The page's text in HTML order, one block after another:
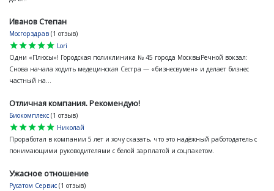
Иванов Степан
Мосгорздрав (1 отзыв)
star
star
star
star
star
Lori
Одни «Плюсы»! Городская поликлиника № 45 города МосквыРечной вокзал:
Снова начала ходить медецинская Сестра — «бизнесвумен» и делает бизнес
частный на...
Отличная компания. Рекомендую!
Биокомплекс (1 отзыв)
star
star
star
star
star
Николай
Проработал в компании 5 лет и хочу сказать, что это надёжный работодатель с
понимающими руководителями с белой зарплатой и соцпакетом.
Ужасное отношение
Русатом Сервис (1 отзыв)